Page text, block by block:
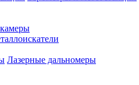
Лазерные дальномеры